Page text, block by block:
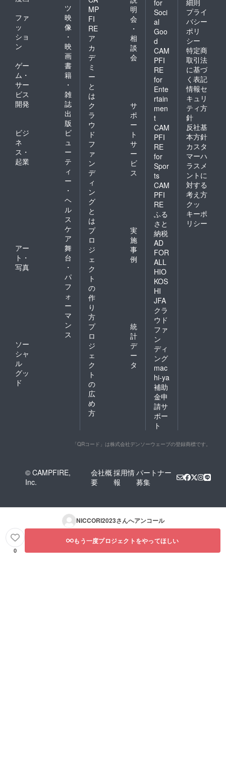
ツ
ファ
ッ
ショ
ン
映
像
・
映
画
ゲー
ム・
サー
ビス
開発
書
籍
・
雑
誌
出
版
ビジ
ネ
ス・
起業
ビ
ュ
ー
テ
ィ
ー
・
ヘ
ル
ス
ケ
ア
アー
ト・
写真
舞
台
・
パ
フ
ォ
ー
マ
ン
ス
ソー
シャ
ル
グッ
ド
MP
FI
RE
ア
カ
デ
ミ
ー
と
は
明
会
・
相
談
会
ク
ラ
ウ
ド
フ
ァ
ン
デ
ィ
ン
グ
と
は
サ
ポ
ー
ト
サ
ー
ビ
ス
プ
ロ
ジ
ェ
ク
ト
の
作
り
方
実
施
事
例
プ
ロ
ジ
ェ
ク
ト
の
広
め
方
統
計
デ
ー
タ
for
Soci
al
Goo
d
CAM
PFI
RE
for
Ente
rtain
men
t
CAM
PFI
RE
for
Spor
ts
CAM
PFI
RE
ふる
さと
納税
AD
FOR
ALL
HIO
KOS
HI
JFA
クラ
ウド
ファ
ン
ディ
ング
mac
hi-ya
補助
金申
請サ
ポー
ト
プライ
バシー
ポリ
シー
特定商
取引法
に基づ
く表記
情報セ
キュリ
ティ方
針
反社基
本方針
カスタ
マーハ
ラスメ
ントに
対する
考え方
クッ
キーポ
リシー
「QRコード」は株式会社デンソーウェーブの登録商標です。
© CAMPFIRE,
Inc.
会社概
要
採用情
報
パートナー
募集
NICCORI2023さんへアンコール
0
もう一度プロジェクトをやってほしい